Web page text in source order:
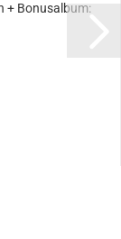
+ Bonusalbum: